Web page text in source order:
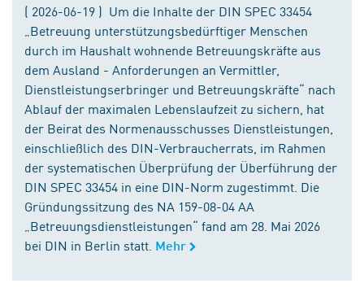
( 2026-06-19 ) Um die Inhalte der DIN SPEC 33454
„Betreuung unterstützungsbedürftiger Menschen
durch im Haushalt wohnende Betreuungskräfte aus
dem Ausland - Anforderungen an Vermittler,
Dienstleistungserbringer und Betreuungskräfte“ nach
Ablauf der maximalen Lebenslaufzeit zu sichern, hat
der Beirat des Normenausschusses Dienstleistungen,
einschließlich des DIN-Verbraucherrats, im Rahmen
der systematischen Überprüfung der Überführung der
DIN SPEC 33454 in eine DIN-Norm zugestimmt. Die
Gründungssitzung des NA 159-08-04 AA
„Betreuungsdienstleistungen“ fand am 28. Mai 2026
bei DIN in Berlin statt. Mehr